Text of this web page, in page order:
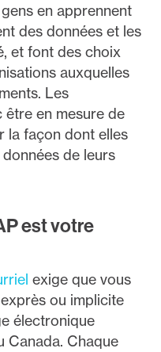
en apprennent
des données et les
et font des choix
auxquelles
Les
en mesure de
la façon dont elles
de leurs
est votre
exige que vous
ou implicite
électronique
Canada. Chaque